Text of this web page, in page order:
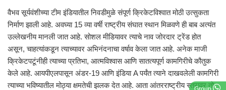
वैभव सूर्यवंशीच्या टीम इंडियातील निवडीमुळे संपूर्ण क्रिकेटविश्वात मोठी उत्सुकता
निर्माण झाली आहे. अवघ्या 15 व्या वर्षी राष्ट्रीय संघात स्थान मिळवणे ही बाब अत्यंत
उल्लेखनीय मानली जात आहे. सोशल मीडियावर त्याचे नाव जोरदार ट्रेंड होत
असून, चाहत्यांकडून त्याच्यावर अभिनंदनाचा वर्षाव केला जात आहे. अनेक माजी
क्रिकेटपटूंनीही त्याच्या प्रतिभा, आत्मविश्वास आणि सातत्यपूर्ण कामगिरीचे कौतुक
केले आहे. आयपीएलपासून अंडर-19 आणि इंडिया A पर्यंत त्याने दाखवलेली कामगिरी
त्याच्या भविष्यातील मोठ्या क्षमतेची झलक देत आहे. आता आंतरराष्ट्रीय स्तरावर तो